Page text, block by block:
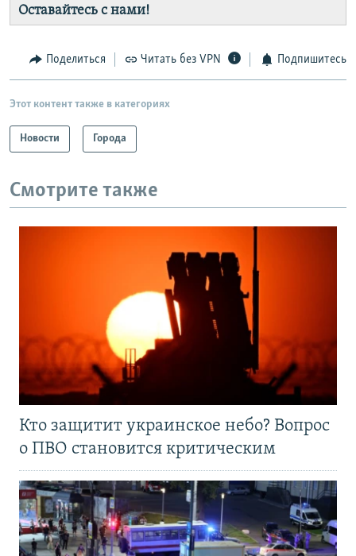
Оставайтесь с нами!
Поделиться Читать без VPN Подпишитесь
Этот контент также в категориях
Новости Города
Смотрите также
Кто защитит украинское небо? Вопрос
о ПВО становится критическим